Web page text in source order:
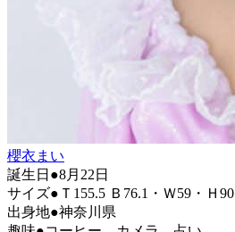
櫻衣まい
誕生日●8月22日
サイズ●Ｔ155.5 Ｂ76.1・Ｗ59・Ｈ90
出身地●神奈川県